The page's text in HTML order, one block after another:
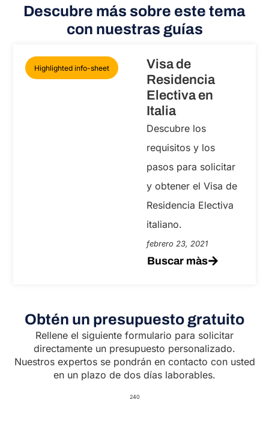
Descubre más sobre este tema
con nuestras guías
Highlighted info-sheet
Visa de
Residencia
Electiva en
Italia
Descubre los
requisitos y los
pasos para solicitar
y obtener el Visa de
Residencia Electiva
italiano.
febrero 23, 2021
Buscar màs
Obtén un presupuesto gratuito
Rellene el siguiente formulario para solicitar
directamente un presupuesto personalizado.
Nuestros expertos se pondrán en contacto con usted
en un plazo de dos días laborables.
240